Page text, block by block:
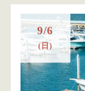
9/6
(日)